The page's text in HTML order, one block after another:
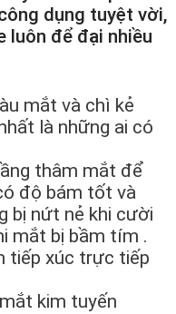
dụng tuyệt vời,
luôn để đại nhiều
mắt và chì kẻ
là những ai có
thâm mắt để
độ bám tốt và
bị nứt nẻ khi cười
mắt bị bầm tím .
tiếp xúc trực tiếp
kim tuyến